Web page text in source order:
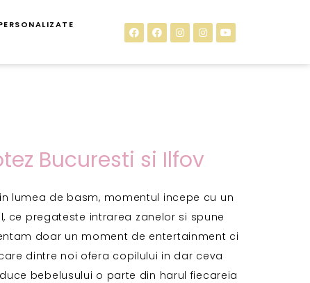
Bucuresti si Ilfov
lumea de basm, momentul incepe cu un
ce pregateste intrarea zanelor si spune
doar un moment de entertainment ci
dintre noi ofera copilului in dar ceva
bebelusului o parte din harul fiecareia